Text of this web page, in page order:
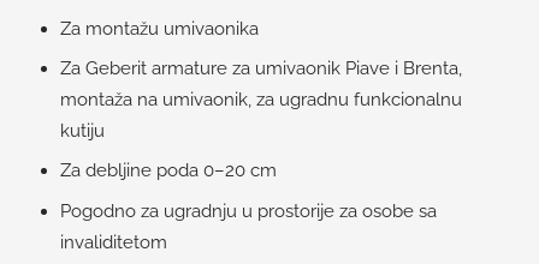
Za montažu umivaonika
Za Geberit armature za umivaonik Piave i Brenta,
montaža na umivaonik, za ugradnu funkcionalnu
kutiju
Za debljine poda 0–20 cm
Pogodno za ugradnju u prostorije za osobe sa
invaliditetom